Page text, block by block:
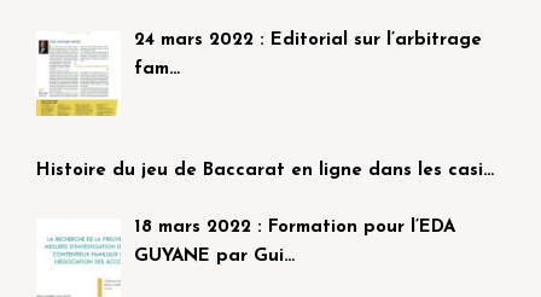
24 mars 2022 : Editorial sur l’arbitrage
fam…
Histoire du jeu de Baccarat en ligne dans les casi…
18 mars 2022 : Formation pour l’EDA
GUYANE par Gui…